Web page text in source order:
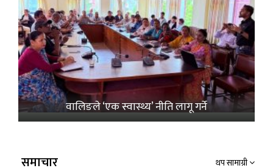
वालिङले ‘एक स्वास्थ्य’ नीति लागू गर्ने
समाचार थप सामाग्री